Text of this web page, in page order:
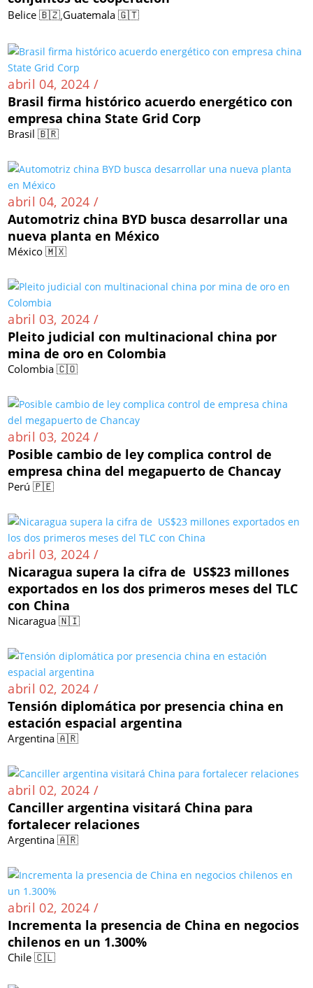
Belice 🇧🇿,Guatemala 🇬🇹
abril 04, 2024 /
Brasil firma histórico acuerdo energético con
empresa china State Grid Corp
Brasil 🇧🇷
abril 04, 2024 /
Automotriz china BYD busca desarrollar una
nueva planta en México
México 🇲🇽
abril 03, 2024 /
Pleito judicial con multinacional china por
mina de oro en Colombia
Colombia 🇨🇴
abril 03, 2024 /
Posible cambio de ley complica control de
empresa china del megapuerto de Chancay
Perú 🇵🇪
abril 03, 2024 /
Nicaragua supera la cifra de US$23 millones
exportados en los dos primeros meses del TLC
con China
Nicaragua 🇳🇮
abril 02, 2024 /
Tensión diplomática por presencia china en
estación espacial argentina
Argentina 🇦🇷
abril 02, 2024 /
Canciller argentina visitará China para
fortalecer relaciones
Argentina 🇦🇷
abril 02, 2024 /
Incrementa la presencia de China en negocios
chilenos en un 1.300%
Chile 🇨🇱